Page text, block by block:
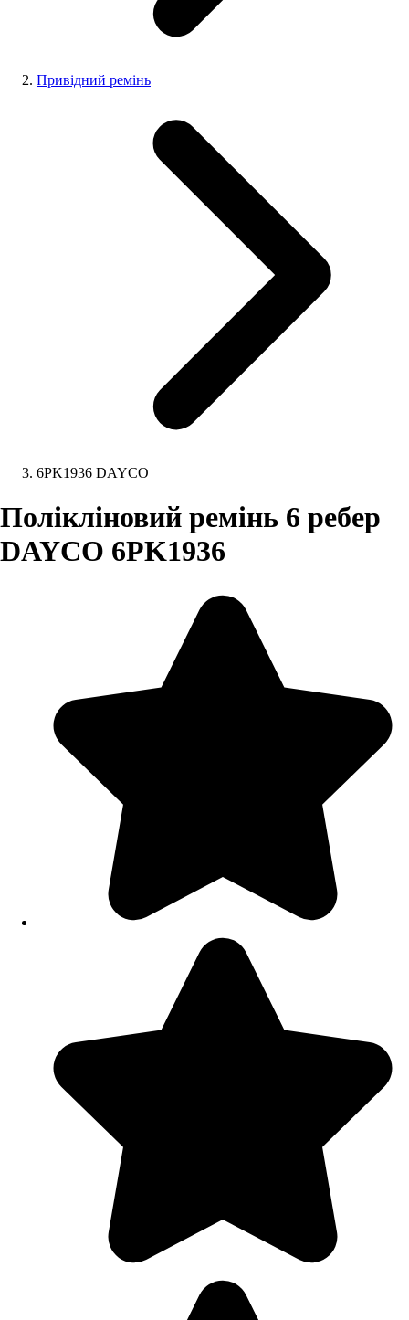
Привідний ремінь
6PK1936 DAYCO
Полікліновий ремінь 6 ребер
DAYCO 6PK1936